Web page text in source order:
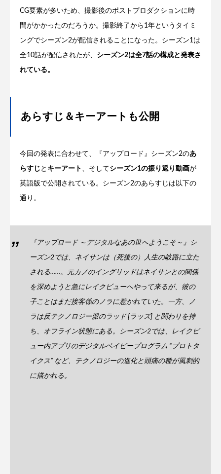
CG要素が多いため、撮影後のポストプロダクションに時
間がかかったのだろうか。撮影終了から1年というタイミ
ングでシーズン2が配信されることになった。シーズン1は
全10話が配信されたが、 シーズン2は全7話の構成と発表さ
れている。
あらすじ＆キーアートも公開
今回の発表に合わせて、『アップロード』シーズン2のあ
らすじ と キーアート 、そしてシーズン1の振り返り動画が
英語版で公開されている。シーズン2のあらすじは以下の
通り。
『アップロード ～デジタルなあの世へようこそ～』シ
ーズン2では、ネイサンは（死後の）人生の岐路に立た
される……。元カノのイングリッドはネイサンとの関係
を深めようと急にレイクビューへやって来るが、彼の
子ことはまだ接客係のノラに惹かれていた。一方、ノ
ラは反テクノロジー派のラッド [ラッズ] と関わりを持
ち、オフライン状態にある。シーズン2では、レイクビ
ュー内アプリのデジタルベイビープログラム “プロトタ
イクス” など、テクノロジーの進化と頭痛の種が風刺的
に描かれる。